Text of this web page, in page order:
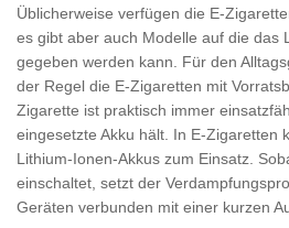
Üblicherweise verfügen die E-
es gibt aber auch Modelle auf die das
gegeben werden kann. Für den
der Regel die E-Zigaretten mit
Zigarette ist praktisch immer
eingesetzte Akku hält. In E-Zigaretten
Lithium-Ionen-Akkus zum Einsatz.
einschaltet, setzt der
Geräten verbunden mit einer kurzen